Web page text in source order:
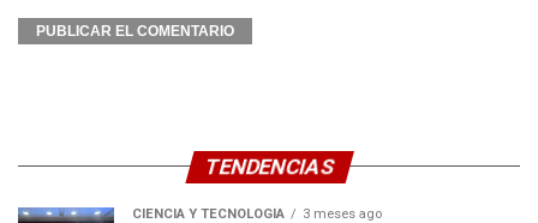
TENDENCIAS
CIENCIA Y TECNOLOGÍA 3 meses ago